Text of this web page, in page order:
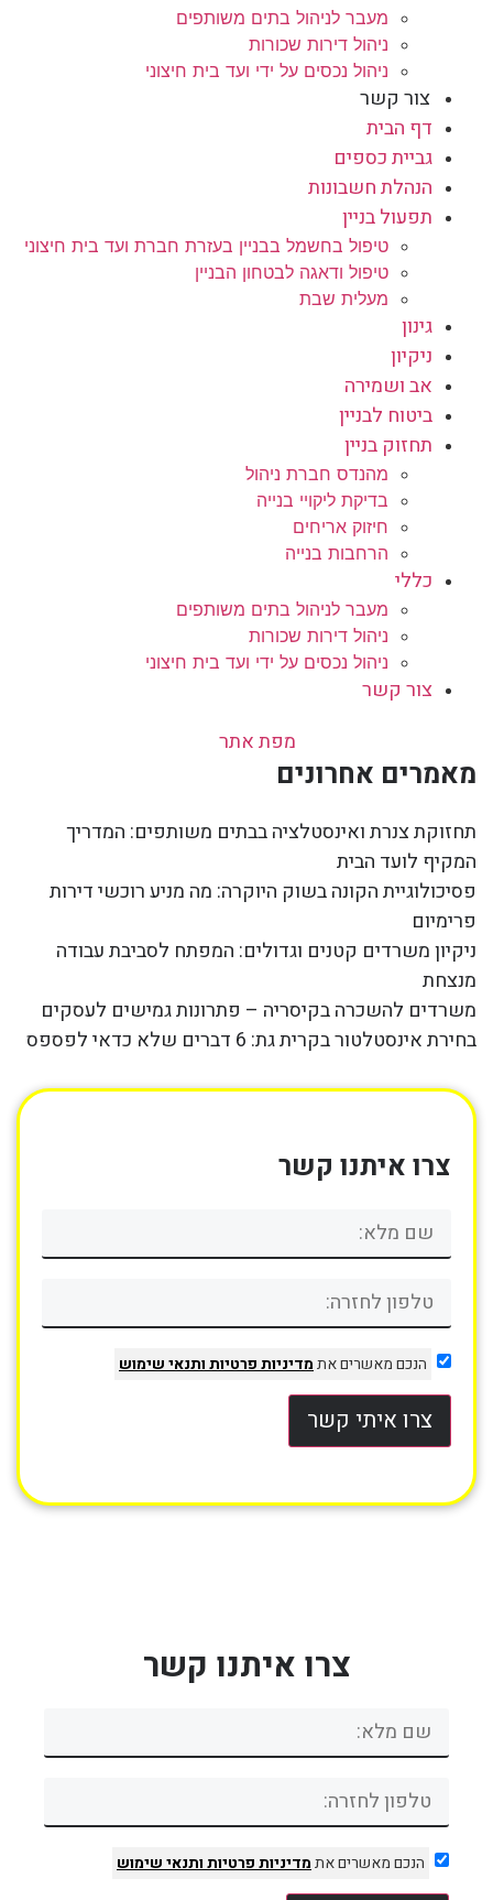
מעבר לניהול בתים משותפים
ניהול דירות שכורות
ניהול נכסים על ידי ועד בית חיצוני
צור קשר
דף הבית
גביית כספים
הנהלת חשבונות
תפעול בניין
טיפול בחשמל בבניין בעזרת חברת ועד בית חיצוני
טיפול ודאגה לבטחון הבניין
מעלית שבת
גינון
ניקיון
אב ושמירה
ביטוח לבניין
תחזוק בניין
מהנדס חברת ניהול
בדיקת ליקויי בנייה
חיזוק אריחים
הרחבות בנייה
כללי
מעבר לניהול בתים משותפים
ניהול דירות שכורות
ניהול נכסים על ידי ועד בית חיצוני
צור קשר
מפת אתר
מאמרים אחרונים
תחזוקת צנרת ואינסטלציה בבתים משותפים: המדריך
המקיף לועד הבית
פסיכולוגיית הקונה בשוק היוקרה: מה מניע רוכשי דירות
פרימיום
ניקיון משרדים קטנים וגדולים: המפתח לסביבת עבודה
מנצחת
משרדים להשכרה בקיסריה – פתרונות גמישים לעסקים
בחירת אינסטלטור בקרית גת: 6 דברים שלא כדאי לפספס
צרו איתנו קשר
הנכם מאשרים אתמדיניות פרטיותותנאי שימוש
צרו איתי קשר
צרו איתנו קשר
הנכם מאשרים אתמדיניות פרטיותותנאי שימוש